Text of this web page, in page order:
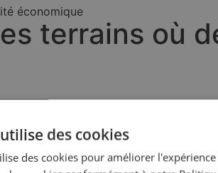
économique
terrains où
à l’information, notamment en
disponibles pour développer
des cookies
des cookies pour améliorer